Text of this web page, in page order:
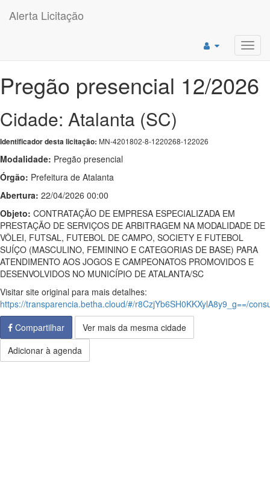
Alerta Licitação
Pregão presencial 12/2026
Cidade: Atalanta (SC)
Identificador desta licitação: MN-4201802-8-1220268-122026
Modalidade: Pregão presencial
Órgão: Prefeitura de Atalanta
Abertura: 22/04/2026 00:00
Objeto: CONTRATAÇÃO DE EMPRESA ESPECIALIZADA EM
PRESTAÇÃO DE SERVIÇOS DE ARBITRAGEM NA MODALIDADE DE
VÔLEI, FUTSAL, FUTEBOL DE CAMPO, SOCIETY E FUTEBOL
SUÍÇO (MASCULINO, FEMININO E CATEGORIAS DE BASE) PARA
ATENDIMENTO AOS JOGOS E CAMPEONATOS PROMOVIDOS E
DESENVOLVIDOS NO MUNICÍPIO DE ATALANTA/SC
Visitar site original para mais detalhes:
https://transparencia.betha.cloud/#/r8CzjYb6SH0KKXylA8y9_g==/
Compartilhar
Ver mais da mesma cidade
Adicionar à agenda